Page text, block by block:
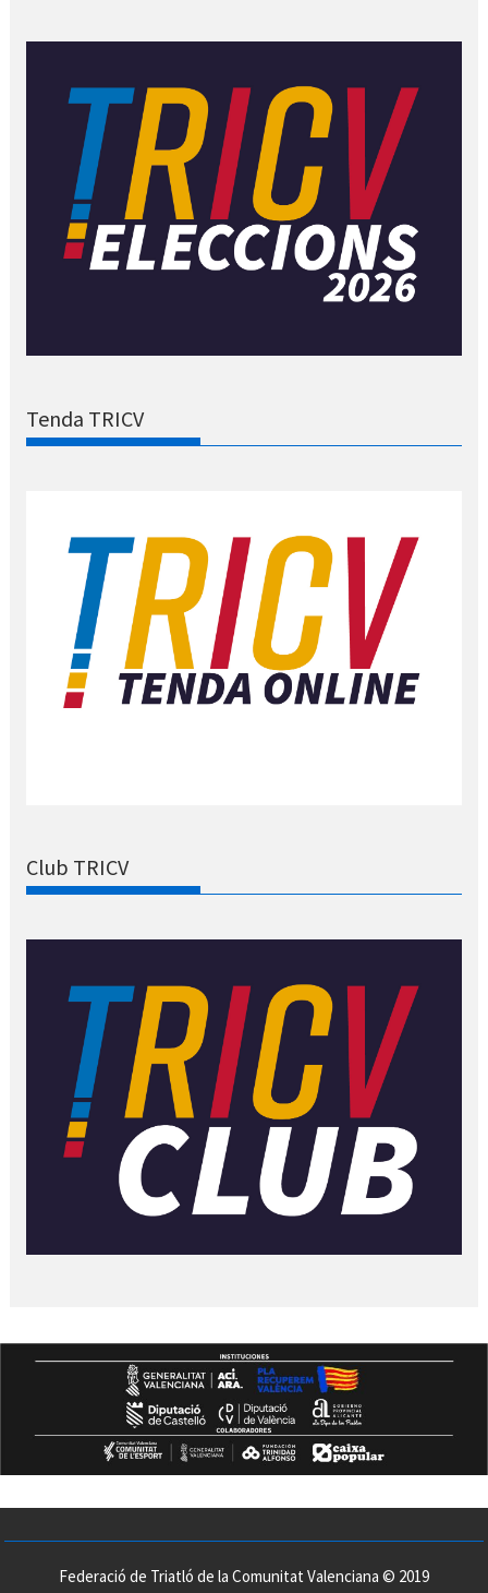
Tenda TRICV
Club TRICV
Federació de Triatló de la Comunitat Valenciana © 2019